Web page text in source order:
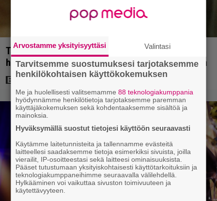
Tänän tv:ssä: Esko Salminen ja Satu Silvo tekevät
hienot pääroolit vuoden 1984 menestyselokuvassa
Arvostamme yksityisyyttäsi Valintasi
Tarvitsemme suostumuksesi tarjotaksemme
henkilökohtaisen käyttökokemuksen
Me ja huolellisesti valitsemamme88 teknologiakumppania
hyödynnämme henkilötietoja tarjotaksemme paremman
käyttäjäkokemuksen sekä kohdentaaksemme sisältöä ja
mainoksia.
Hyväksymällä suostut tietojesi käyttöön seuraavasti
Käytämme laitetunnisteita ja tallennamme evästeitä
laitteellesi saadaksemme tietoja esimerkiksi sivuista, joilla
vierailit, IP-osoitteestasi sekä laitteesi ominaisuuksista.
Pääset tutustumaan yksityiskohtaisesti käyttötarkoituksiin ja
teknologiakumppaneihimme seuraavalla välilehdellä.
Hylkääminen voi vaikuttaa sivuston toimivuuteen ja
käytettävyyteen.